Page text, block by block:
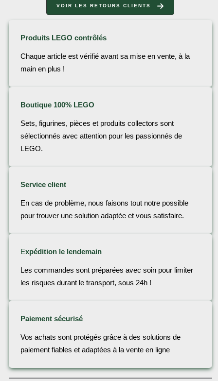
VOIR LES RETOURS CLIENTS
Produits LEGO contrôlés
Chaque article est vérifié avant sa mise en vente, à la
main en plus !
Boutique 100% LEGO
Sets, figurines, pièces et produits collectors sont
sélectionnés avec attention pour les passionnés de
LEGO.
Service client
En cas de problème, nous faisons tout notre possible
pour trouver une solution adaptée et vous satisfaire.
Expédition le lendemain
Les commandes sont préparées avec soin pour limiter
les risques durant le transport, sous 24h !
Paiement sécurisé
Vos achats sont protégés grâce à des solutions de
paiement fiables et adaptées à la vente en ligne